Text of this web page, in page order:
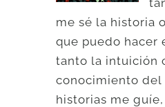
me sé la historia
que puedo hacer
tanto la intuición
conocimiento del
historias me